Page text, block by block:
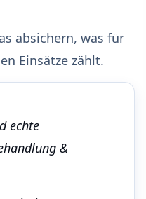
absichern, was für
Einsätze zählt.
echte
&